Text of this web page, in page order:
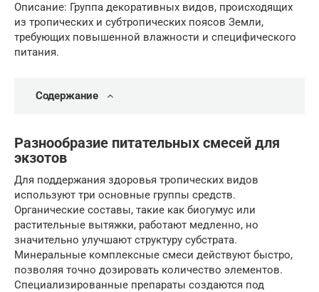
Описание: Группа декоративных видов, происходящих
из тропических и субтропических поясов Земли,
требующих повышенной влажности и специфического
питания.
Содержание
Разнообразие питательных смесей для
экзотов
Для поддержания здоровья тропических видов
используют три основные группы средств.
Органические составы, такие как биогумус или
растительные вытяжки, работают медленно, но
значительно улучшают структуру субстрата.
Минеральные комплексные смеси действуют быстро,
позволяя точно дозировать количество элементов.
Специализированные препараты создаются под